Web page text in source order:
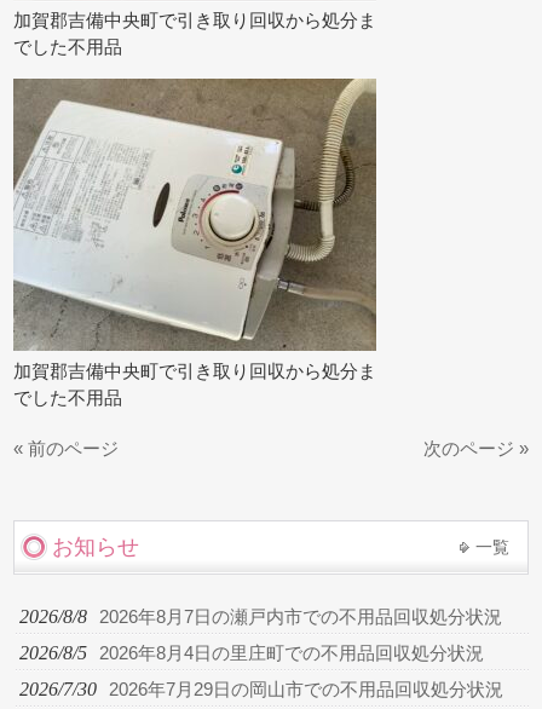
加賀郡吉備中央町で引き取り回収から処分ま
でした不用品
加賀郡吉備中央町で引き取り回収から処分ま
でした不用品
« 前のページ 次のページ »
お知らせ 一覧
2026/8/8 2026年8月7日の瀬戸内市での不用品回収処分状況
2026/8/5 2026年8月4日の里庄町での不用品回収処分状況
2026/7/30 2026年7月29日の岡山市での不用品回収処分状況